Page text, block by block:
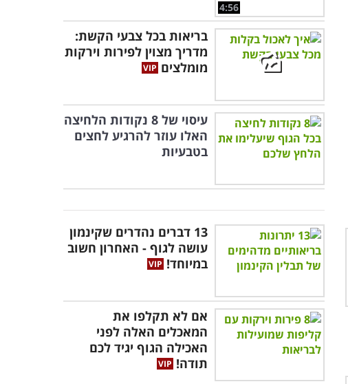
4:56
בריאות בכל צבעי הקשת:
מדריך מצוין לפירות וירקות
מומלצים
עיסוי של 8 נקודות הלחיצה
האלו עוזר להרגיע לחצים
בטבעיות
13 דברים נהדרים שקינמון
עושה לגוף - האחרון חשוב
במיוחד!
אם לא תקלפו את
המאכלים האלה לפני
האכילה הגוף יגיד לכם
תודה!